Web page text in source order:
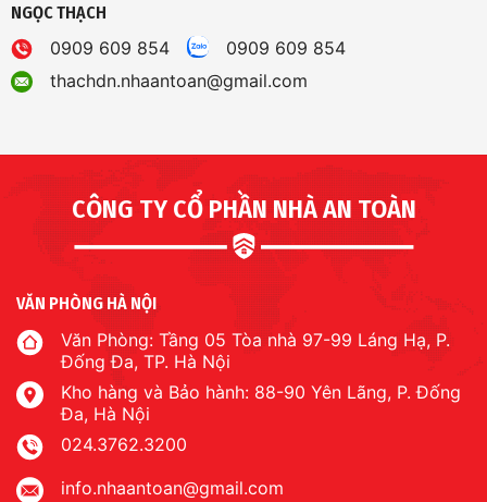
NGỌC THẠCH
0909 609 854
0909 609 854
thachdn.nhaantoan@gmail.com
CÔNG TY CỔ PHẦN NHÀ AN TOÀN
VĂN PHÒNG HÀ NỘI
Văn Phòng: Tầng 05 Tòa nhà 97-99 Láng Hạ, P.
Đống Đa, TP. Hà Nội
Kho hàng và Bảo hành: 88-90 Yên Lãng, P. Đống
Đa, Hà Nội
024.3762.3200
info.nhaantoan@gmail.com